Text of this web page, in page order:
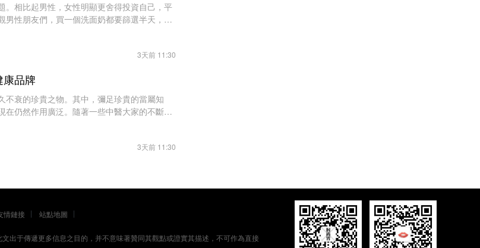
。相比起男性，女性明顯更舍得投資自己，平
男性朋友們，買一個洗面奶都要篩選半天，爭
3天前 11:30
品牌
不衰的珍貴之物。其中，彌足珍貴的當屬知
在仍然作用廣泛。隨著一些中醫大家的不斷努
3天前 11:30
情鏈接 站點地圖
出于傳遞更多信息之目的，并不意味著贊同其觀點或證實其描述，不可作為直接